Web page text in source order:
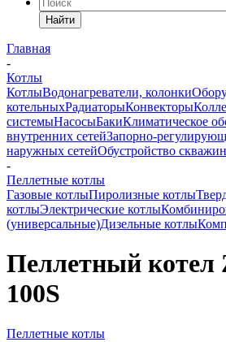
Найти
Главная
-
Котлы
КотлыВодонагреватели, колонки
котельныхРадиаторыКонвекторы
системыНасосыБакиКлиматическое
внутренних сетейЗапорно-
наружных сетейОбустройство скважин
-
Пеллетные котлы
Газовые котлыПиролизные котлы
котлыЭлектрические котлы
(универсальные)Дизельные котлы
Пеллетный котел
100S
Пеллетные котлы